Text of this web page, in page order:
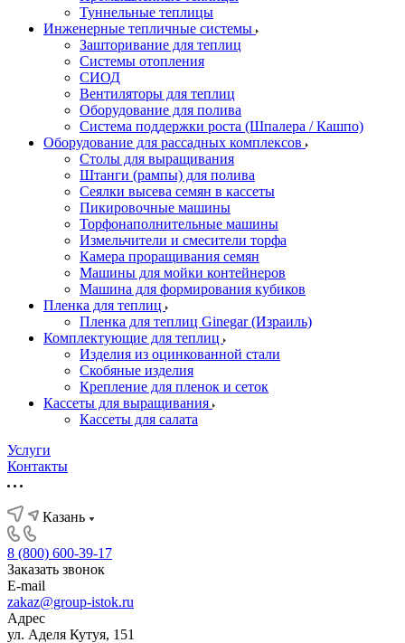
Туннельные теплицы
Инженерные тепличные системы
Зашторивание для теплиц
Системы отопления
СИОД
Вентиляторы для теплиц
Оборудование для полива
Система поддержки роста (Шпалера / Кашпо)
Оборудование для рассадных комплексов
Столы для выращивания
Штанги (рампы) для полива
Сеялки высева семян в кассеты
Пикировочные машины
Торфонаполнительные машины
Измельчители и смесители торфа
Камера проращивания семян
Машины для мойки контейнеров
Машина для формирования кубиков
Пленка для теплиц
Пленка для теплиц Ginegar (Израиль)
Комплектующие для теплиц
Изделия из оцинкованной стали
Скобяные изделия
Крепление для пленок и сеток
Кассеты для выращивания
Кассеты для салата
Услуги
Контакты
Казань
8 (800) 600-39-17
Заказать звонок
E-mail
zakaz@group-istok.ru
Адрес
ул. Аделя Кутуя, 151